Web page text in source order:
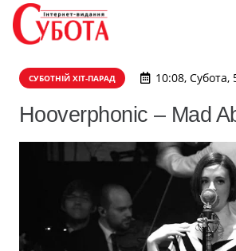
СУБОТНІЙ ХІТ-ПАРАД 10:08, Субота,
Hooverphonic – Mad